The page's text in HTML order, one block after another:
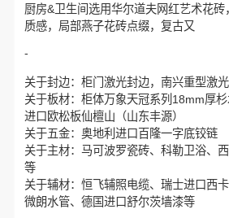
厨房&卫生间选用华尔道夫网红艺术花
质感，局部燕子花砖点缀，复古又
-
关于封边：柜门激光封边，南兴重型激
关于板材：柜体万象天冠系列18mm厚
进口欧松板仙檀山（山东丰源）
关于五金：奥地利进口百隆一字底铰链
关于主材：马可波罗瓷砖、科勒卫浴、
等
关于辅材：恒飞辅照电缆、瑞士进口西
微朗水管、德国进口舒尔茨墙漆等